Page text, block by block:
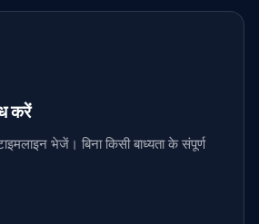
करें
भेजें। बिना किसी बाध्यता के संपूर्ण